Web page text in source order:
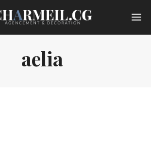
aelia